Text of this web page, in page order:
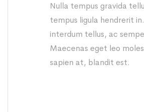
Nulla tempus gravida
tempus ligula hendrerit
interdum tellus, ac
Maecenas eget leo
sapien at, blandit est.